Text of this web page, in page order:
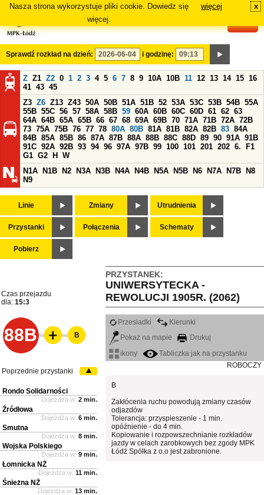
Nasza strona wykorzystuje pliki cookie. Dowiedz się
więcej.
więcej x
Sprawdź rozkład na dzień: i godzinę:
Z Z1 Z2 0 1 2 3 4 5 6 7 8 9 10A 10B 11 12 13 14 15 16
41 43 45
Z3 Z6 Z13 Z43 50A 50B 51A 51B 52 53A 53C 53B 54B 55A
55B 55C 56 57 58A 58B 59 60A 60B 60C 60D 61 62 63
64A 64B 65A 65B 66 67 68 69A 69B 70 71A 71B 72A 72B
73 75A 75B 76 77 78 80A 80B 81A 81B 82A 82B 83 84A
84B 85A 85B 86 87A 87B 88A 88B 88C 88D 89 90 91A 91B
91C 92A 92B 93 94 96 97A 97B 99 100 101 201 202 6.
F1
G1 G2 H
W
N1A
N1B N2 N3A N3B N4A N4B N5A N5B N6 N7A N7B
N8
N9
Linie Zmiany Utrudnienia
Przystanki Połączenia Schematy
Pobierz
PRZYSTANEK:
UNIWERSYTECKA -
REWOLUCJI 1905R. (2062)
Czas przejazdu
dla: 15:3
88B
Przesiadki
Kierunki
Pokaż na mapie
Drukuj
ikony
Tabliczka jak na przystanku
ROBOCZY
B
Zakłócenia ruchu powodują zmiany czasów
odjazdów
Tolerancja: przyspieszenie - 1 min.
opóźnienie - do 4 min.
Kopiowanie i rozpowszechnianie rozkładów
jazdy w celach zarobkowych bez zgody MPK
Łódź Spółka z o.o jest zabronione.
B
Poprzednie przystanki
Rondo Solidarności
Dojeżdża w: 2 min.
Źródłowa
Dojeżdża w: 6 min.
Smutna
Dojeżdża w: 8 min.
Wojska Polskiego
Dojeżdża w: 9 min.
Łomnicka NŻ
Dojeżdża w: 11 min.
Śnieżna NŻ
Dojeżdża w: 13 min.